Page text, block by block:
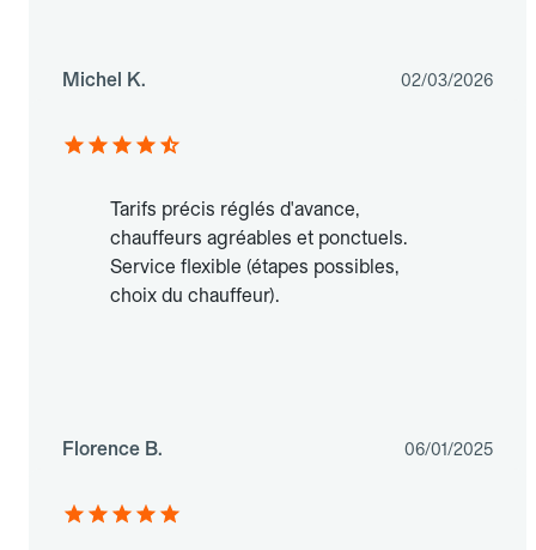
Michel K. 02/03/2026
Tarifs précis réglés d'avance,
chauffeurs agréables et ponctuels.
Service flexible (étapes possibles,
choix du chauffeur).
Florence B. 06/01/2025